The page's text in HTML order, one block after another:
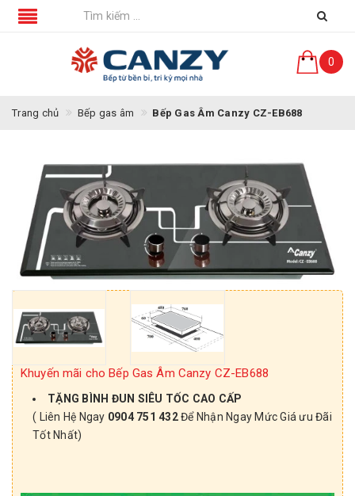
0
Trang chủ Bếp gas âm Bếp Gas Âm Canzy CZ-EB688
Khuyến mãi cho Bếp Gas Âm Canzy CZ-EB688
TẶNG BÌNH ĐUN SIÊU TỐC CAO CẤP
( Liên Hệ Ngay 0904 751 432Để Nhận Ngay Mức Giá ưu Đãi
Tốt Nhất)